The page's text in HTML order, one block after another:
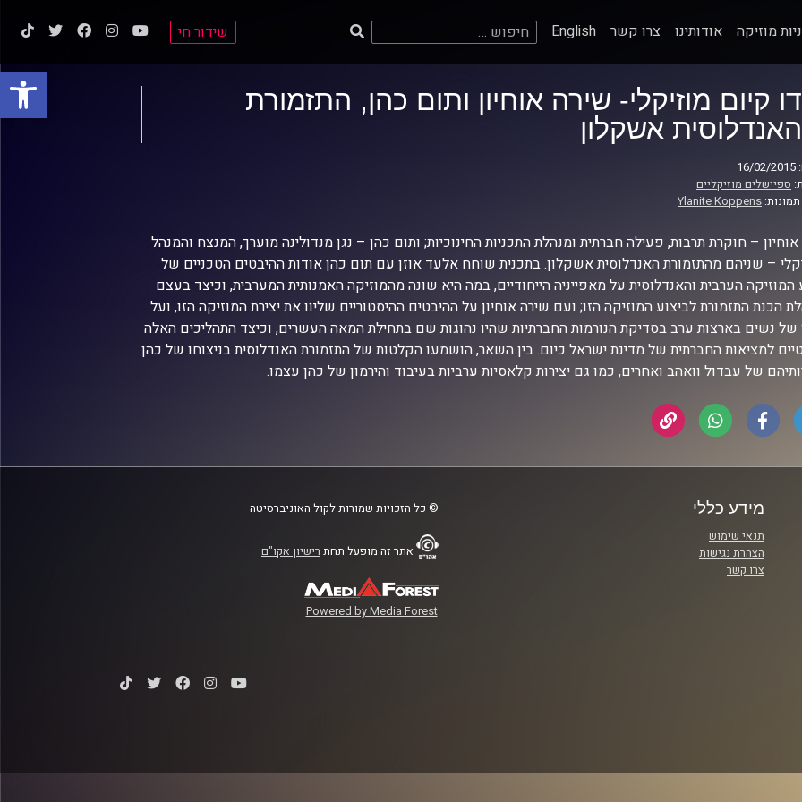
פתח
מוזיקה אודותינו צרו קשר English חיפוש: שידור חי
דו קיום מוזיקלי- שירה אוחיון ותום כהן, התזמורת
האנדלוסית אשקלון
ספיישלים מוזיקליים
Ylanite Koppens
– חוקרת תרבות, פעילה חברתית ומנהלת התכניות החינוכיות; ותום כהן – נגן מנדולינה מוערך, המנצח והמנהל
– שניהם מהתזמורת האנדלוסית אשקלון. בתכנית שוחח אלעד אוזן עם תום כהן אודות ההיבטים הטכניים של
המוזיקה הערבית והאנדלוסית על מאפייניה הייחודיים, במה היא שונה מהמוזיקה האמנותית המערבית, וכיצד בעצם
הכנת התזמורת לביצוע המוזיקה הזו; ועם שירה אוחיון על ההיבטים ההיסטוריים שליוו את יצירת המוזיקה הזו, ועל
של נשים בארצות ערב בסדיקת הנורמות החברתיות שהיו נהוגות שם בתחילת המאה העשרים, וכיצד התהליכים האלה
למציאות החברתית של מדינת ישראל כיום. בין השאר, הושמעו הקלטות של התזמורת האנדלוסית בניצוחו של כהן
של עבדול וואהב ואחרים, כמו גם יצירות קלאסיות ערביות בעיבוד והירמון של כהן עצמו.
מידע כללי
תנאי שימוש
הצהרת נגישות
צרו קשר
© כל הזכויות שמורות לקול האוניברסיטה
אתר זה מופעל תחת רישיון אקו"ם
Powered by Media Forest